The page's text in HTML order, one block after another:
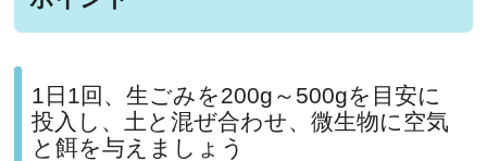
1日1回、生ごみを200g～500gを目安に
投入し、土と混ぜ合わせ、微生物に空気
と餌を与えましょう